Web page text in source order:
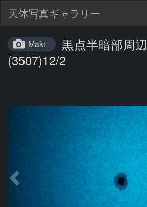
天体写真ギャラリー
Maki
黒点半暗部周
(3507)12/2